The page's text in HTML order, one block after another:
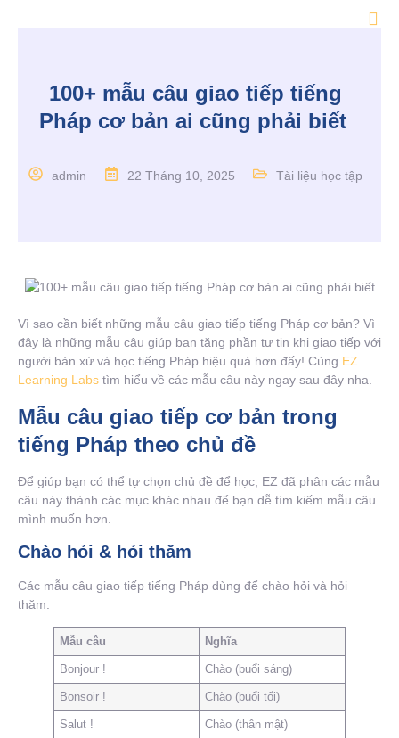
100+ mẫu câu giao tiếp tiếng
Pháp cơ bản ai cũng phải biết
admin 22 Tháng 10, 2025 Tài liệu học tập
Vì sao cần biết những mẫu câu giao tiếp tiếng Pháp cơ bản? Vì
đây là những mẫu câu giúp bạn tăng phần tự tin khi giao tiếp với
người bản xứ và học tiếng Pháp hiệu quả hơn đấy! Cùng EZ
Learning Labs tìm hiểu về các mẫu câu này ngay sau đây nha.
Mẫu câu giao tiếp cơ bản trong
tiếng Pháp theo chủ đề
Để giúp bạn có thể tự chọn chủ đề để học, EZ đã phân các mẫu
câu này thành các mục khác nhau để bạn dễ tìm kiếm mẫu câu
mình muốn hơn.
Chào hỏi & hỏi thăm
Các mẫu câu giao tiếp tiếng Pháp dùng để chào hỏi và hỏi
thăm.
Mẫu câu Nghĩa
Bonjour ! Chào (buổi sáng)
Bonsoir ! Chào (buổi tối)
Salut ! Chào (thân mật)